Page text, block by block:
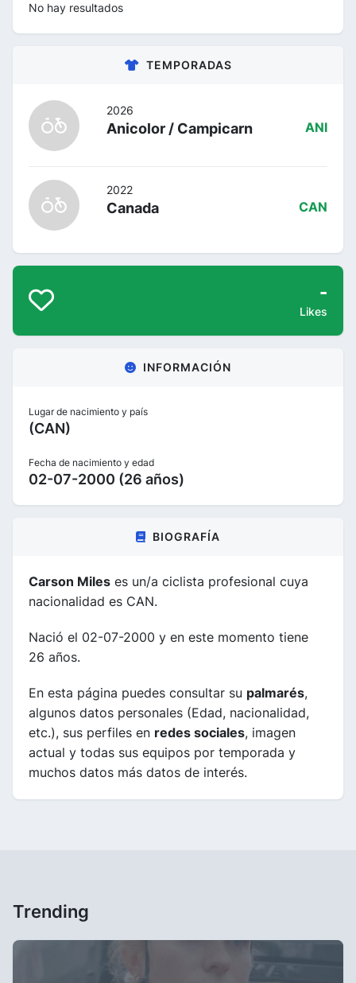
No hay resultados
TEMPORADAS
2026
Anicolor / Campicarn ANI
2022
Canada CAN
-
Likes
INFORMACIÓN
Lugar de nacimiento y país
(CAN)
Fecha de nacimiento y edad
02-07-2000 (26 años)
BIOGRAFÍA
Carson Miles es un/a ciclista profesional cuya
nacionalidad es CAN.
Nació el 02-07-2000 y en este momento tiene
26 años.
En esta página puedes consultar su palmarés,
algunos datos personales (Edad, nacionalidad,
etc.), sus perfiles en redes sociales, imagen
actual y todas sus equipos por temporada y
muchos datos más datos de interés.
Trending